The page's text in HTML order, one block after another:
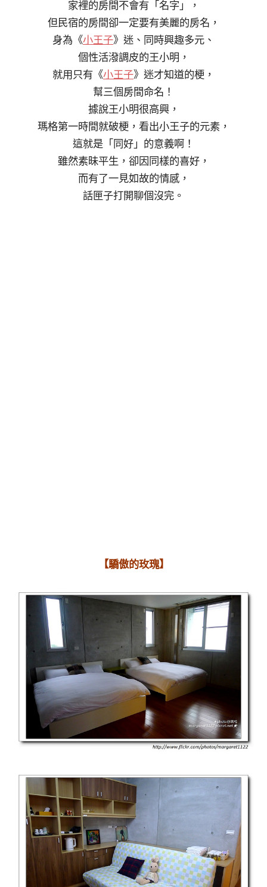
家裡的房間不會有「名字」，
但民宿的房間卻一定要有美麗的房名，
身為《小王子》迷、同時興趣多元、
個性活潑調皮的王小明，
就用只有《小王子》迷才知道的梗，
幫三個房間命名！
據說王小明很高興，
瑪格第一時間就破梗，看出小王子的元素，
這就是「同好」的意義啊！
雖然素昧平生，卻因同樣的喜好，
而有了一見如故的情感，
話匣子打開聊個沒完。
【驕傲的玫瑰】